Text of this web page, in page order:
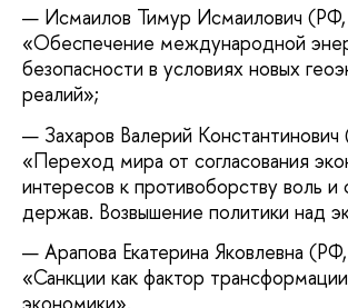
Исмаилов Тимур Исмаилович
«Обеспечение международной
безопасности в условиях новых
реалий»;
Захаров Валерий
«Переход мира от согласования
интересов к противоборству воль и
держав. Возвышение политики над
Арапова Екатерина Яковлевна
«Санкции как фактор